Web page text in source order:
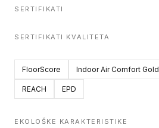
SERTIFIKATI
SERTIFIKATI KVALITETA
FloorScore Indoor Air Comfort Gold
REACH EPD
EKOLOŠKE KARAKTERISTIKE